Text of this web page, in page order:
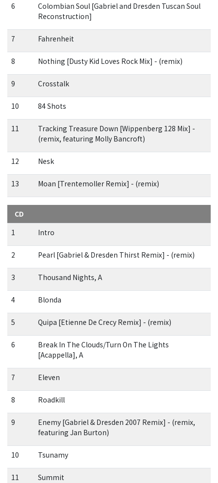
6
Colombian Soul [Gabriel and Dresden Tuscan Soul
Reconstruction]
7 Fahrenheit
8 Nothing [Dusty Kid Loves Rock Mix] - (remix)
9 Crosstalk
10 84 Shots
11
Tracking Treasure Down [Wippenberg 128 Mix] -
(remix, featuring Molly Bancroft)
12 Nesk
13 Moan [Trentemoller Remix] - (remix)
CD
1
Intro
2 Pearl [Gabriel & Dresden Thirst Remix] - (remix)
3 Thousand Nights, A
4 Blonda
5 Quipa [Etienne De Crecy Remix] - (remix)
6
Break In The Clouds/Turn On The Lights
[Acappella], A
7 Eleven
8 Roadkill
9
Enemy [Gabriel & Dresden 2007 Remix] - (remix,
featuring Jan Burton)
10 Tsunamy
11 Summit